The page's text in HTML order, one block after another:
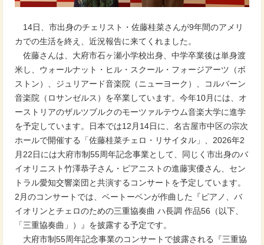
14日、市出身のチェリスト・佐藤桂菜さんが9年間のアメリ
カでの生活を終え、近況報告に来てくれました。
佐藤さんは、大府市石ヶ瀬小学校出身、中学卒業後は単身渡
米し、ウォールナット・ヒル・スクール・フォージアーツ（ボ
ストン）、ジュリアード音楽院（ニューヨーク）、コルバーン
音楽院（ロサンゼルス）を卒業しています。今年10月には、オ
ーストリアのザルツブルクのモーツァルテウム音楽大学に進学
を予定しています。日本では12月14日に、名古屋市中区の宗次
ホールで開催する「佐藤桂菜チェロ・リサイタル」、2026年2
月22日には大府市制55周年記念事業として、同じく市出身のバ
イオリニスト竹澤恭子さん・ピアニストの進藤実優さん、セン
トラル愛知交響楽団と共演するコンサートを予定しています。
2月のコンサートでは、ベートーベンが作曲した『ピアノ、バ
イオリンとチェロのための三重協奏曲 ハ長調 作品56（以下、
「三重協奏曲」）』を披露する予定です。
大府市制55周年記念事業のコンサートで披露される『三重協